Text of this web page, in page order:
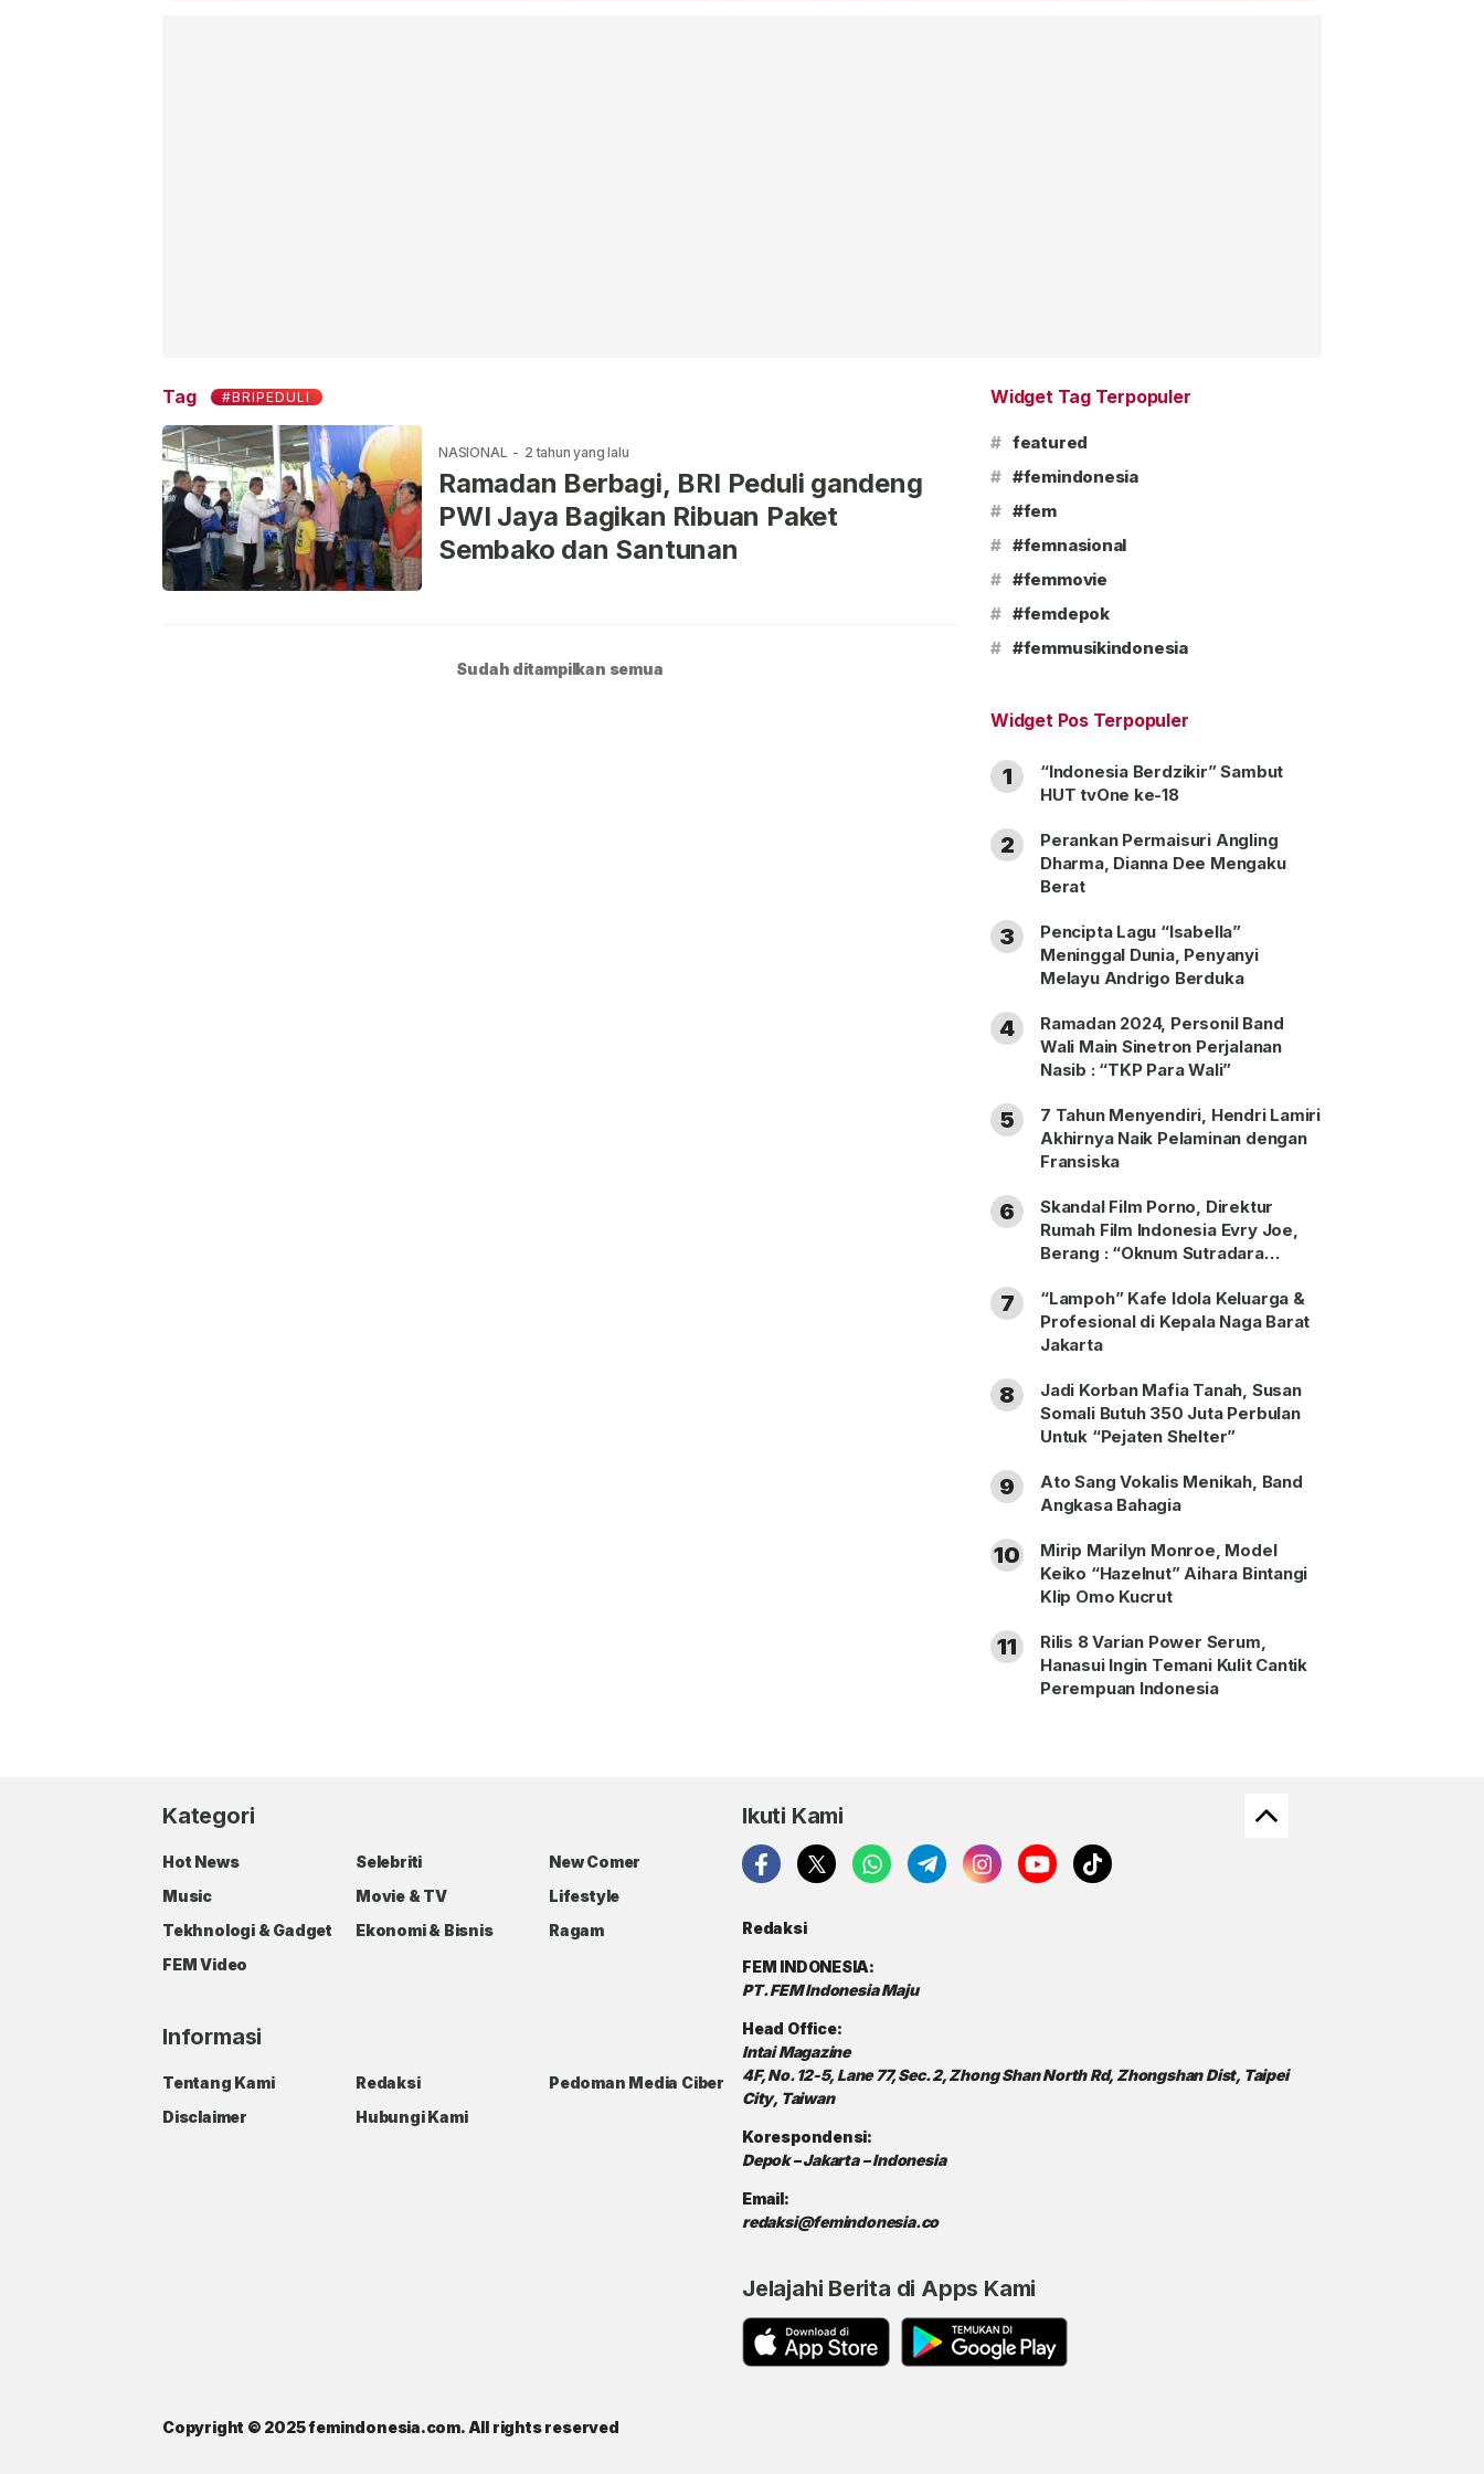
Tag #BRIPEDULI
NASIONAL - 2 tahun yang lalu
Ramadan Berbagi, BRI Peduli gandeng
PWI Jaya Bagikan Ribuan Paket
Sembako dan Santunan
Sudah ditampilkan semua
Widget Tag Terpopuler
# featured
# #femindonesia
# #fem
# #femnasional
# #femmovie
# #femdepok
# #femmusikindonesia
Widget Pos Terpopuler
1
“Indonesia Berdzikir” Sambut
HUT tvOne ke-18
2
Perankan Permaisuri Angling
Dharma, Dianna Dee Mengaku
Berat
3
Pencipta Lagu “Isabella”
Meninggal Dunia, Penyanyi
Melayu Andrigo Berduka
4
Ramadan 2024, Personil Band
Wali Main Sinetron Perjalanan
Nasib : “TKP Para Wali”
5
7 Tahun Menyendiri, Hendri Lamiri
Akhirnya Naik Pelaminan dengan
Fransiska
6
Skandal Film Porno, Direktur
Rumah Film Indonesia Evry Joe,
Berang : “Oknum Sutradara
7
“Lampoh” Kafe Idola Keluarga &
Profesional di Kepala Naga Barat
Jakarta
8
Jadi Korban Mafia Tanah, Susan
Somali Butuh 350 Juta Perbulan
Untuk “Pejaten Shelter”
9
Ato Sang Vokalis Menikah, Band
Angkasa Bahagia
10
Mirip Marilyn Monroe, Model
Keiko “Hazelnut” Aihara Bintangi
Klip Omo Kucrut
11
Rilis 8 Varian Power Serum,
Hanasui Ingin Temani Kulit Cantik
Perempuan Indonesia
Kategori
Hot News Selebriti
New Comer
Music
Movie & TV
Lifestyle
Tekhnologi & Gadget
Ekonomi & Bisnis
Ragam
FEM Video
Informasi
Tentang Kami Redaksi
Pedoman Media Ciber
Disclaimer
Hubungi Kami
Ikuti Kami
Redaksi
FEM INDONESIA:
PT. FEM Indonesia Maju
Head Office:
Intai Magazine
4F, No. 12-5, Lane 77, Sec. 2, Zhong Shan North Rd, Zhongshan Dist, Taipei
City, Taiwan
Korespondensi:
Depok – Jakarta – Indonesia
Email:
redaksi@femindonesia.co
Jelajahi Berita di Apps Kami
Copyright © 2025 femindonesia.com. All rights reserved